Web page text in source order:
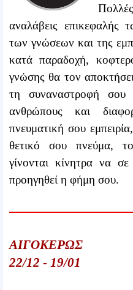
αναλάβεις επικεφαλής
των γνώσεων και της
κατά παραδοχή,
γνώσης θα τον
τη συναναστροφή σου
ανθρώπους και
πνευματική σου
θετικό σου πνεύμα,
γίνονται κίνητρα να
προηγηθεί η φήμη σου.
ΑΙΓΟΚΕΡΩΣ
22/12 - 19/01